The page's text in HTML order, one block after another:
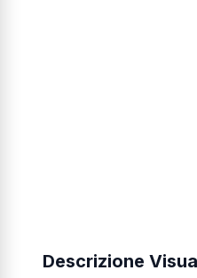
Descrizione